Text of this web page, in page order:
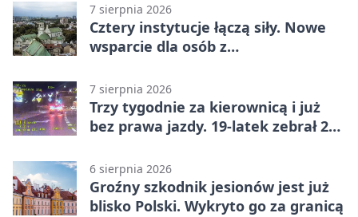
7 sierpnia 2026
Cztery instytucje łączą siły. Nowe
wsparcie dla osób z
7 sierpnia 2026
Trzy tygodnie za kierownicą i już
bez prawa jazdy. 19-latek zebrał 23
6 sierpnia 2026
Groźny szkodnik jesionów jest już
blisko Polski. Wykryto go za granicą